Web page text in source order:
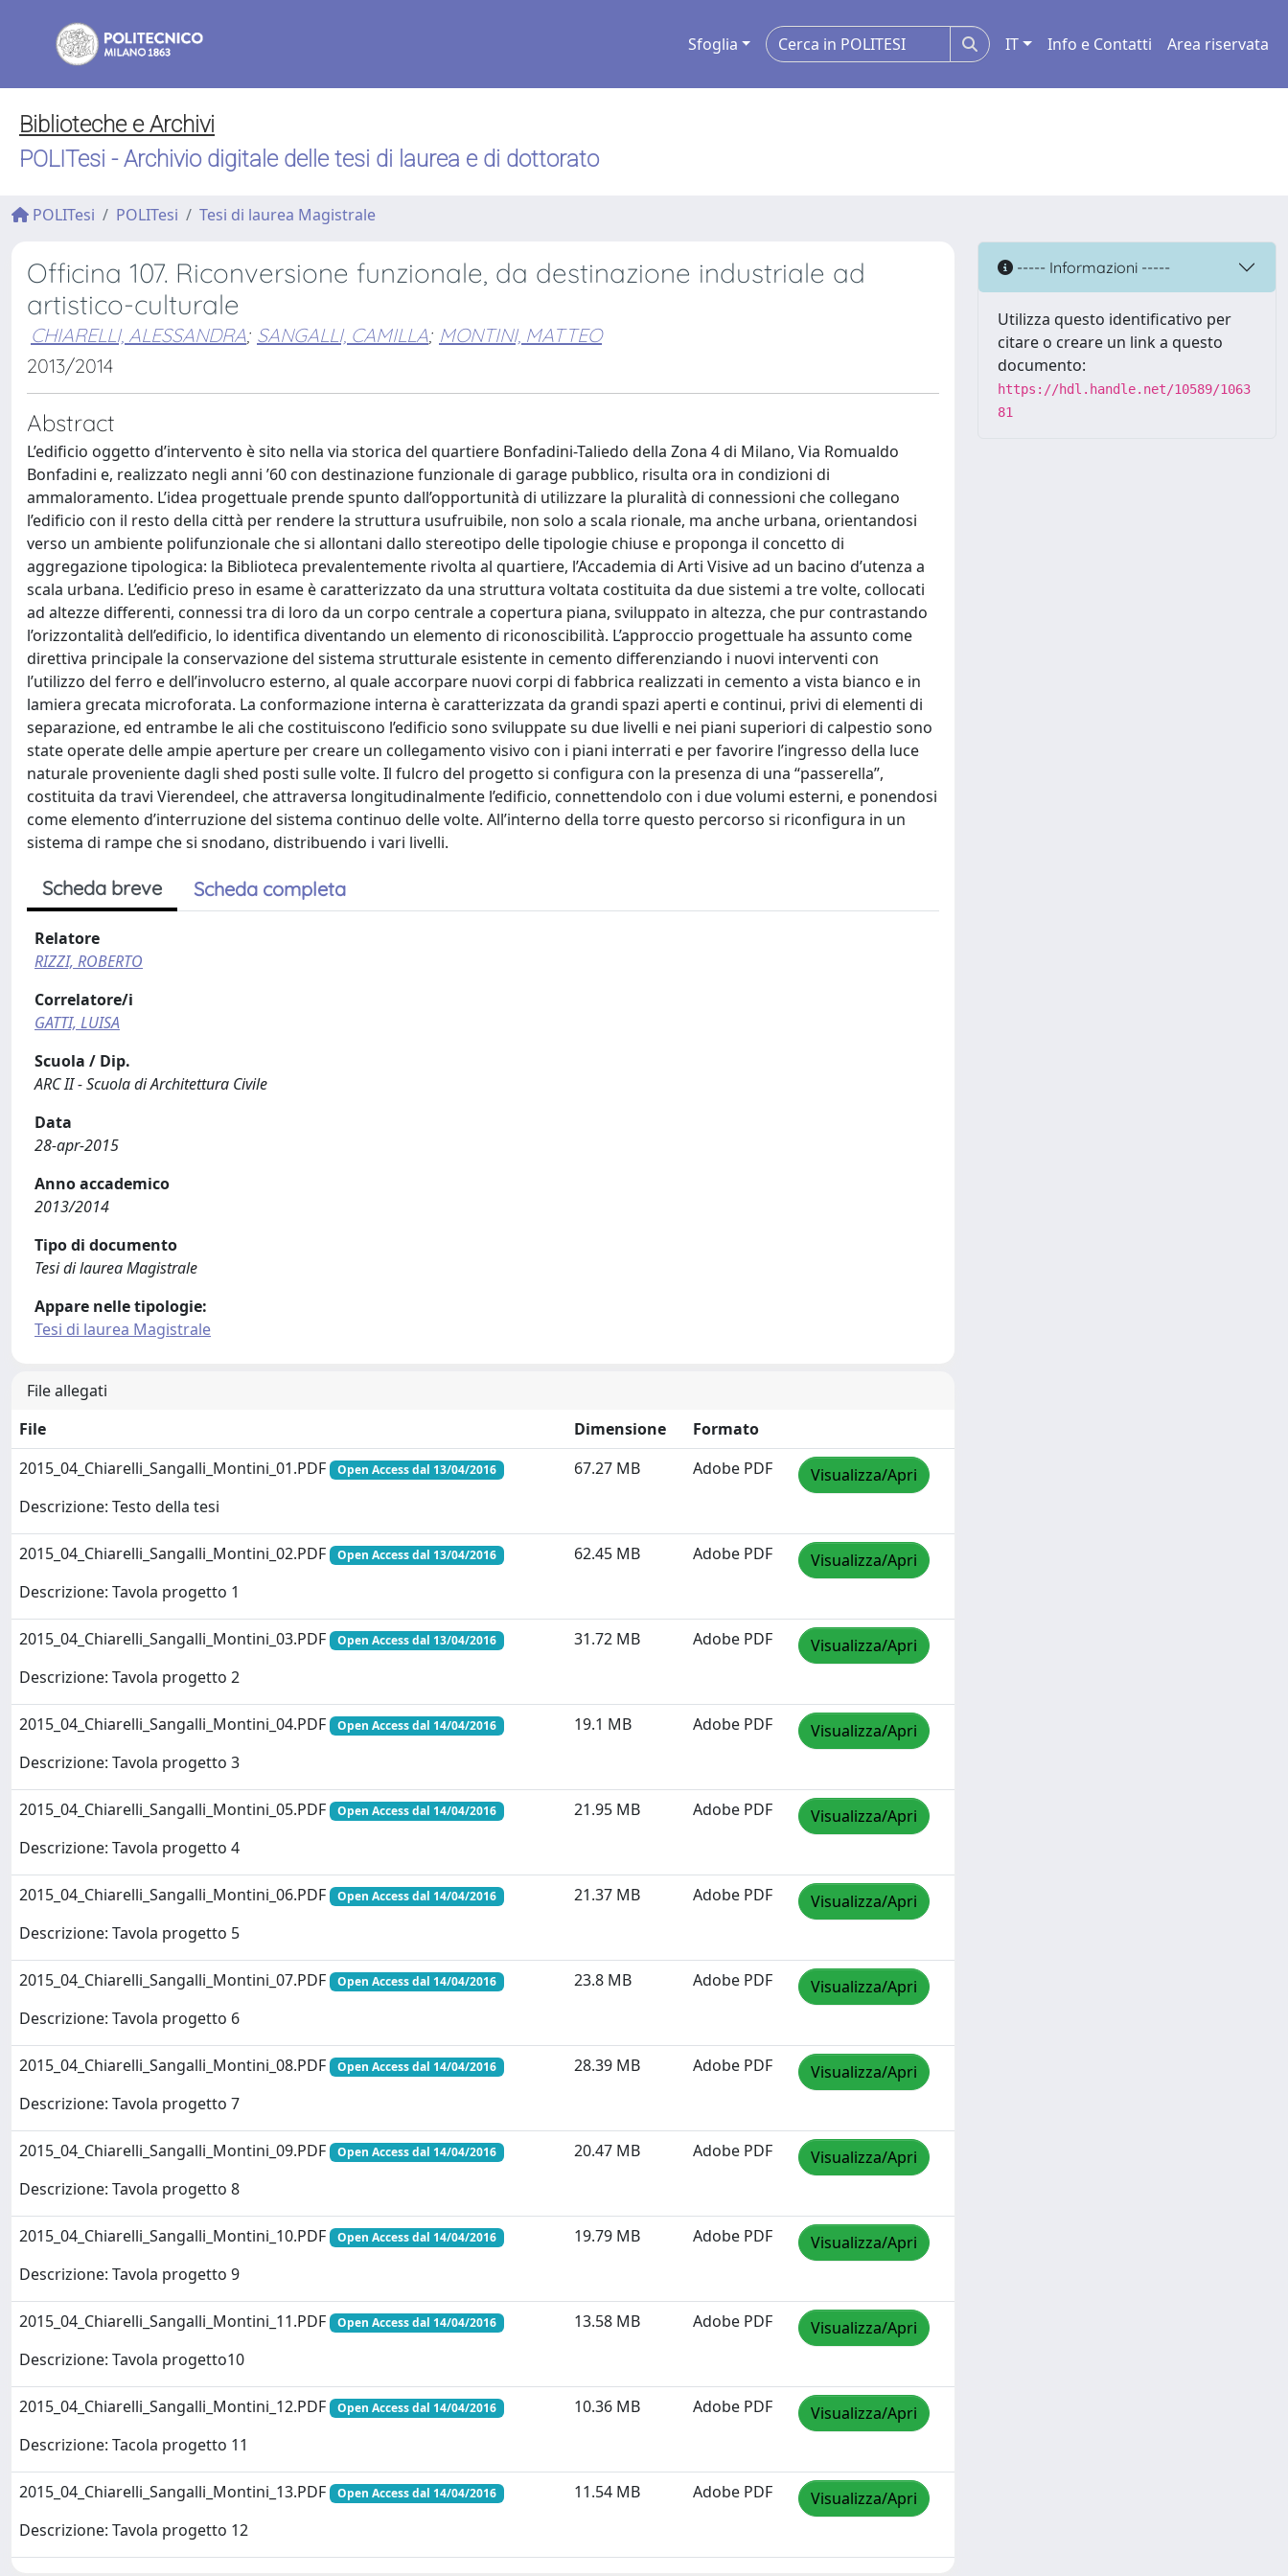
Sfoglia IT Info e Contatti Area riservata
Biblioteche e Archivi
POLITesi - Archivio digitale delle tesi di laurea e di dottorato
POLITesi POLITesi Tesi di laurea Magistrale
Officina 107. Riconversione funzionale, da destinazione industriale ad
artistico-culturale
CHIARELLI, ALESSANDRA; SANGALLI, CAMILLA; MONTINI, MATTEO
2013/2014
Abstract
L’edificio oggetto d’intervento è sito nella via storica del quartiere Bonfadini-Taliedo della Zona 4 di Milano, Via Romualdo
Bonfadini e, realizzato negli anni ’60 con destinazione funzionale di garage pubblico, risulta ora in condizioni di
ammaloramento. L’idea progettuale prende spunto dall’opportunità di utilizzare la pluralità di connessioni che collegano
l’edificio con il resto della città per rendere la struttura usufruibile, non solo a scala rionale, ma anche urbana, orientandosi
verso un ambiente polifunzionale che si allontani dallo stereotipo delle tipologie chiuse e proponga il concetto di
aggregazione tipologica: la Biblioteca prevalentemente rivolta al quartiere, l’Accademia di Arti Visive ad un bacino d’utenza a
scala urbana. L’edificio preso in esame è caratterizzato da una struttura voltata costituita da due sistemi a tre volte, collocati
ad altezze differenti, connessi tra di loro da un corpo centrale a copertura piana, sviluppato in altezza, che pur contrastando
l’orizzontalità dell’edificio, lo identifica diventando un elemento di riconoscibilità. L’approccio progettuale ha assunto come
direttiva principale la conservazione del sistema strutturale esistente in cemento differenziando i nuovi interventi con
l’utilizzo del ferro e dell’involucro esterno, al quale accorpare nuovi corpi di fabbrica realizzati in cemento a vista bianco e in
lamiera grecata microforata. La conformazione interna è caratterizzata da grandi spazi aperti e continui, privi di elementi di
separazione, ed entrambe le ali che costituiscono l’edificio sono sviluppate su due livelli e nei piani superiori di calpestio sono
state operate delle ampie aperture per creare un collegamento visivo con i piani interrati e per favorire l’ingresso della luce
naturale proveniente dagli shed posti sulle volte. Il fulcro del progetto si configura con la presenza di una “passerella”,
costituita da travi Vierendeel, che attraversa longitudinalmente l’edificio, connettendolo con i due volumi esterni, e ponendosi
come elemento d’interruzione del sistema continuo delle volte. All’interno della torre questo percorso si riconfigura in un
sistema di rampe che si snodano, distribuendo i vari livelli.
Scheda breve Scheda completa
Relatore
RIZZI, ROBERTO
Correlatore/i
GATTI, LUISA
Scuola / Dip.
ARC II - Scuola di Architettura Civile
Data
28-apr-2015
Anno accademico
2013/2014
Tipo di documento
Tesi di laurea Magistrale
Appare nelle tipologie:
Tesi di laurea Magistrale
File allegati
File
Dimensione
Formato
2015_04_Chiarelli_Sangalli_Montini_01.PDF
Open Access dal 13/04/2016
Descrizione: Testo della tesi
67.27 MB Adobe PDF Visualizza/Apri
2015_04_Chiarelli_Sangalli_Montini_02.PDF Open Access dal 13/04/2016
Descrizione: Tavola progetto 1
62.45 MB Adobe PDF Visualizza/Apri
2015_04_Chiarelli_Sangalli_Montini_03.PDF Open Access dal 13/04/2016
Descrizione: Tavola progetto 2
31.72 MB Adobe PDF Visualizza/Apri
2015_04_Chiarelli_Sangalli_Montini_04.PDF Open Access dal 14/04/2016
Descrizione: Tavola progetto 3
19.1 MB Adobe PDF Visualizza/Apri
2015_04_Chiarelli_Sangalli_Montini_05.PDF Open Access dal 14/04/2016
Descrizione: Tavola progetto 4
21.95 MB Adobe PDF Visualizza/Apri
2015_04_Chiarelli_Sangalli_Montini_06.PDF Open Access dal 14/04/2016
Descrizione: Tavola progetto 5
21.37 MB Adobe PDF Visualizza/Apri
2015_04_Chiarelli_Sangalli_Montini_07.PDF Open Access dal 14/04/2016
Descrizione: Tavola progetto 6
23.8 MB Adobe PDF Visualizza/Apri
2015_04_Chiarelli_Sangalli_Montini_08.PDF Open Access dal 14/04/2016
Descrizione: Tavola progetto 7
28.39 MB Adobe PDF Visualizza/Apri
2015_04_Chiarelli_Sangalli_Montini_09.PDF Open Access dal 14/04/2016
Descrizione: Tavola progetto 8
20.47 MB Adobe PDF Visualizza/Apri
2015_04_Chiarelli_Sangalli_Montini_10.PDF Open Access dal 14/04/2016
Descrizione: Tavola progetto 9
19.79 MB Adobe PDF Visualizza/Apri
2015_04_Chiarelli_Sangalli_Montini_11.PDF Open Access dal 14/04/2016
Descrizione: Tavola progetto10
13.58 MB Adobe PDF Visualizza/Apri
2015_04_Chiarelli_Sangalli_Montini_12.PDF Open Access dal 14/04/2016
Descrizione: Tacola progetto 11
10.36 MB Adobe PDF Visualizza/Apri
2015_04_Chiarelli_Sangalli_Montini_13.PDF Open Access dal 14/04/2016
Descrizione: Tavola progetto 12
11.54 MB Adobe PDF Visualizza/Apri
----- Informazioni -----
Utilizza questo identificativo per
citare o creare un link a questo
documento:
https://hdl.handle.net/10589/1063
81